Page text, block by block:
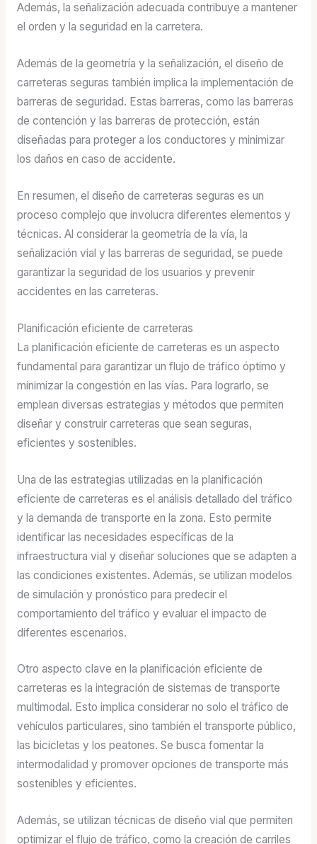
Además, la señalización adecuada contribuye a mantener
el orden y la seguridad en la carretera.
Además de la geometría y la señalización, el diseño de
carreteras seguras también implica la implementación de
barreras de seguridad. Estas barreras, como las barreras
de contención y las barreras de protección, están
diseñadas para proteger a los conductores y minimizar
los daños en caso de accidente.
En resumen, el diseño de carreteras seguras es un
proceso complejo que involucra diferentes elementos y
técnicas. Al considerar la geometría de la vía, la
señalización vial y las barreras de seguridad, se puede
garantizar la seguridad de los usuarios y prevenir
accidentes en las carreteras.
Planificación eficiente de carreteras
La planificación eficiente de carreteras es un aspecto
fundamental para garantizar un flujo de tráfico óptimo y
minimizar la congestión en las vías. Para lograrlo, se
emplean diversas estrategias y métodos que permiten
diseñar y construir carreteras que sean seguras,
eficientes y sostenibles.
Una de las estrategias utilizadas en la planificación
eficiente de carreteras es el análisis detallado del tráfico
y la demanda de transporte en la zona. Esto permite
identificar las necesidades específicas de la
infraestructura vial y diseñar soluciones que se adapten a
las condiciones existentes. Además, se utilizan modelos
de simulación y pronóstico para predecir el
comportamiento del tráfico y evaluar el impacto de
diferentes escenarios.
Otro aspecto clave en la planificación eficiente de
carreteras es la integración de sistemas de transporte
multimodal. Esto implica considerar no solo el tráfico de
vehículos particulares, sino también el transporte público,
las bicicletas y los peatones. Se busca fomentar la
intermodalidad y promover opciones de transporte más
sostenibles y eficientes.
Además, se utilizan técnicas de diseño vial que permiten
optimizar el flujo de tráfico, como la creación de carriles